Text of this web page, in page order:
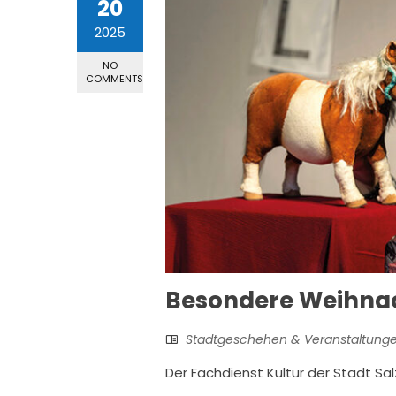
20
2025
NO
COMMENTS
Besondere
Stadtgeschehen &
Der Fachdienst Kultur der Stadt